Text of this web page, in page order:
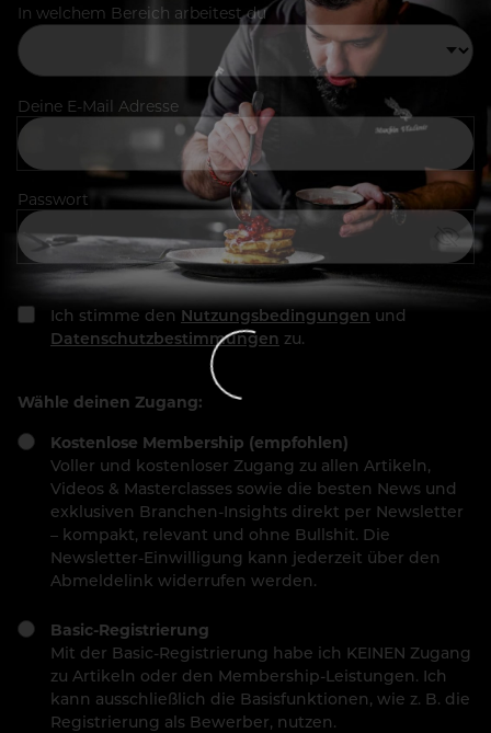
In welchem Bereich arbeitest du
Deine E-Mail Adresse
Passwort
Ich stimme den Nutzungsbedingungen und
Datenschutzbestimmungen zu.
Wähle deinen Zugang:
Kostenlose Membership (empfohlen)
Voller und kostenloser Zugang zu allen Artikeln,
Videos & Masterclasses sowie die besten News und
exklusiven Branchen-Insights direkt per Newsletter
– kompakt, relevant und ohne Bullshit. Die
Newsletter-Einwilligung kann jederzeit über den
Abmeldelink widerrufen werden.
Basic-Registrierung
Mit der Basic-Registrierung habe ich KEINEN Zugang
zu Artikeln oder den Membership-Leistungen. Ich
kann ausschließlich die Basisfunktionen, wie z. B. die
Registrierung als Bewerber, nutzen.